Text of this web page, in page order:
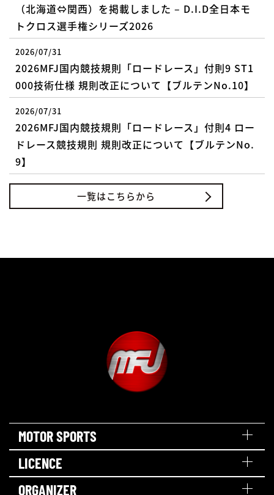
（北海道⇔関西）を掲載しました – D.I.D全日本モ
トクロス選手権シリーズ2026
2026/07/31
2026MFJ国内競技規則「ロードレース」付則9 ST1
000技術仕様 規則改正について【ブルテンNo.10】
2026/07/31
2026MFJ国内競技規則「ロードレース」付則4 ロー
ドレース競技規則 規則改正について【ブルテンNo.
9】
一覧はこちらから
MOTOR SPORTS
LICENCE
ORGANIZER